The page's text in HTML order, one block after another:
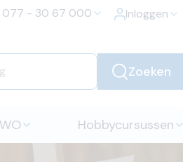
077 - 30 67 000 Inloggen
Zoeken
Hobbycursussen